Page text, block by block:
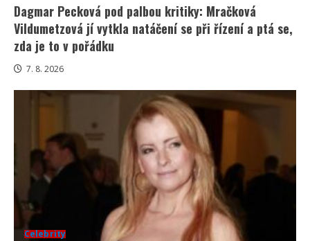
Dagmar Pecková pod palbou kritiky: Mračková
Vildumetzová jí vytkla natáčení se při řízení a ptá se,
zda je to v pořádku
7. 8. 2026
Celebrity